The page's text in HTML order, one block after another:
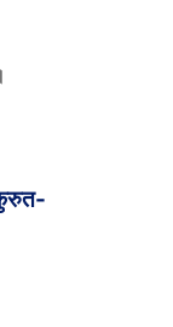
कुरुत-